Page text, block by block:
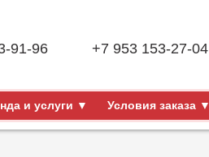
91-96 +7 953 153-27-04
и услуги ▼ Условия заказа ▼